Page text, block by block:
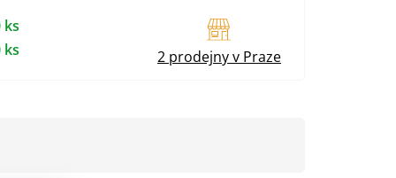
ks
ks 2 prodejny v Praze